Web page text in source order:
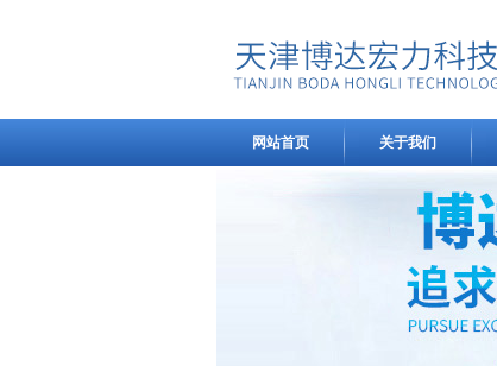
网站首页 关于我们